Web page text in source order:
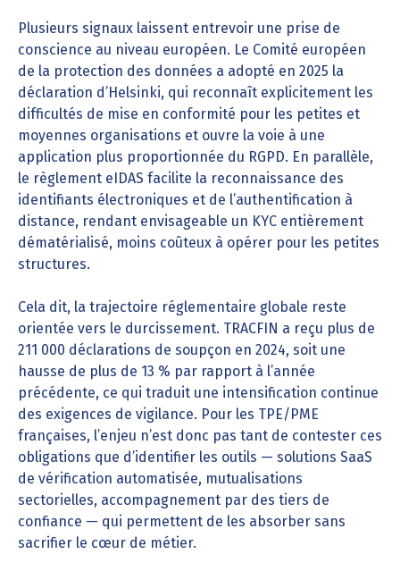
Plusieurs signaux laissent entrevoir une prise de
conscience au niveau européen. Le Comité européen
de la protection des données a adopté en 2025 la
déclaration d’Helsinki, qui reconnaît explicitement les
difficultés de mise en conformité pour les petites et
moyennes organisations et ouvre la voie à une
application plus proportionnée du RGPD. En parallèle,
le règlement eIDAS facilite la reconnaissance des
identifiants électroniques et de l’authentification à
distance, rendant envisageable un KYC entièrement
dématérialisé, moins coûteux à opérer pour les petites
structures.
Cela dit, la trajectoire réglementaire globale reste
orientée vers le durcissement. TRACFIN a reçu plus de
211 000 déclarations de soupçon en 2024, soit une
hausse de plus de 13 % par rapport à l’année
précédente, ce qui traduit une intensification continue
des exigences de vigilance. Pour les TPE/PME
françaises, l’enjeu n’est donc pas tant de contester ces
obligations que d’identifier les outils — solutions SaaS
de vérification automatisée, mutualisations
sectorielles, accompagnement par des tiers de
confiance — qui permettent de les absorber sans
sacrifier le cœur de métier.